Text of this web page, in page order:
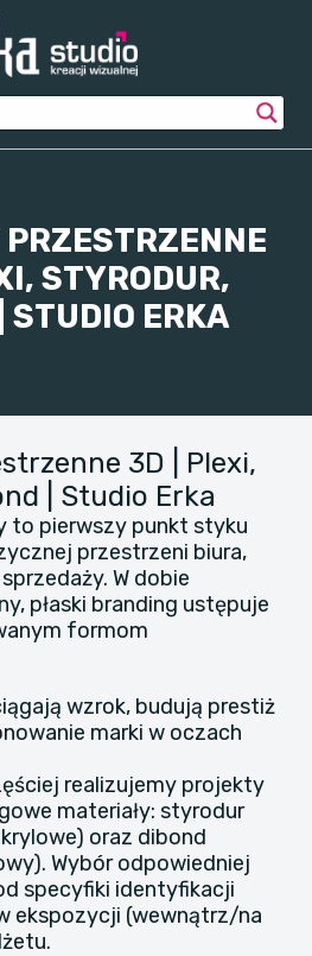
PRZESTRZENNE
STYRODUR,
STUDIO ERKA
3D | Plexi,
| Studio Erka
to pierwszy punkt styku
przestrzeni biura,
W dobie
płaski branding ustępuje
formom
wzrok, budują prestiż
marki w oczach
realizujemy projekty
materiały: styrodur
oraz dibond
Wybór odpowiedniej
specyfiki identyfikacji
ekspozycji (wewnątrz/na